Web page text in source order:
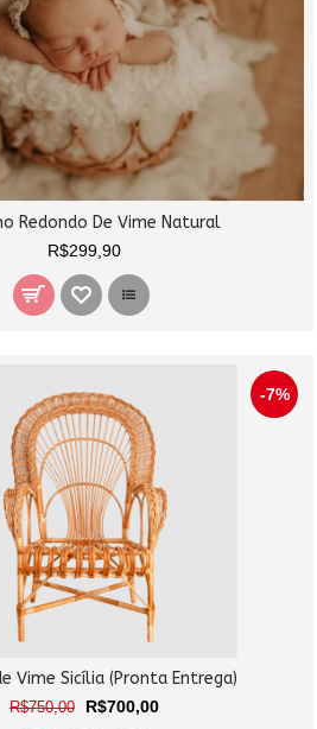
Redondo De Vime Natural
R$299,90
-7%
Vime Sicília (Pronta Entrega)
R$750,00 R$700,00